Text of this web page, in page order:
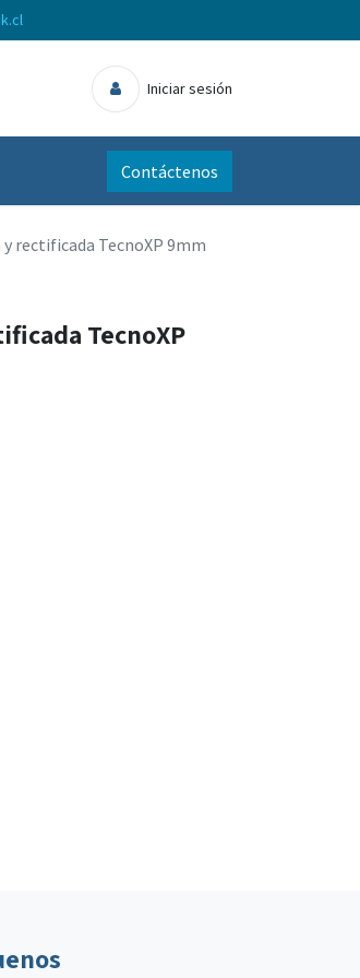
Iniciar sesión
Contáctenos
y rectificada TecnoXP 9mm
TecnoXP